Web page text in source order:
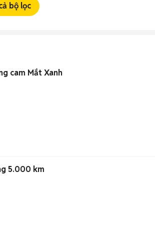
bộ lọc
con Trắng cam Mắt Xanh
5.000 km